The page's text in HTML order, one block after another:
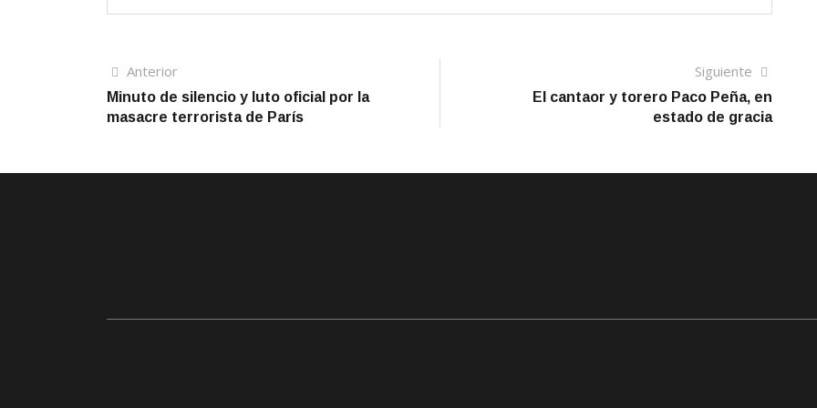
Navegación
de
AnteriorArtículo
anterior
Minuto de silencio y luto oficial por la
masacre terrorista de París
Siguiente
El cantaor y torero Paco Peña, en
estado de gracia